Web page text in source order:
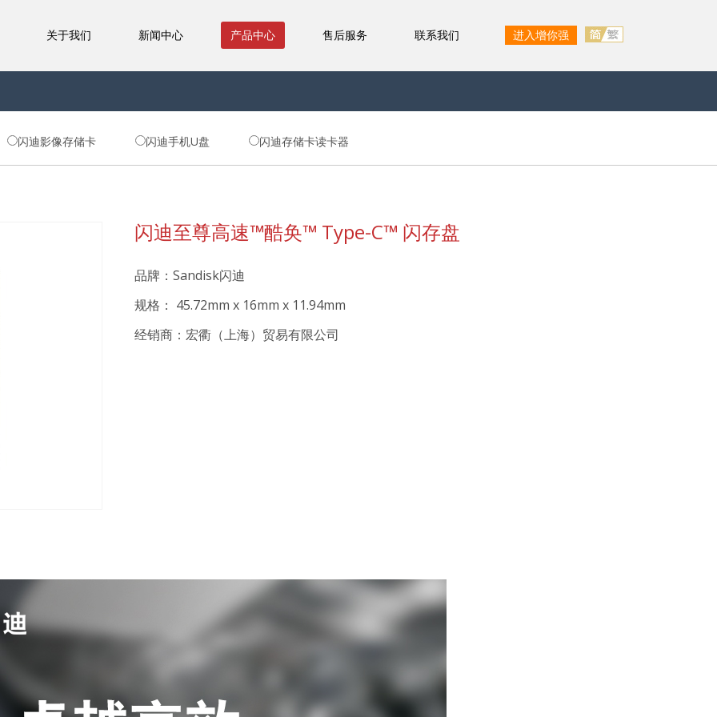
关于我们 新闻中心 产品中心 售后服务 联系我们 进入增你强
闪迪影像存储卡 闪迪手机U盘 闪迪存储卡读卡器
闪迪至尊高速™酷奂™ Type-C™ 闪存盘
品牌：Sandisk闪迪
规格： 45.72mm x 16mm x 11.94mm
经销商：宏衢（上海）贸易有限公司